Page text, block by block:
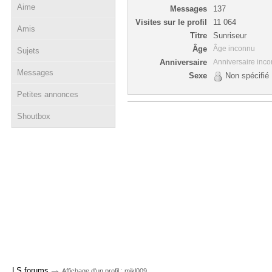
Aime
Amis
Sujets
Messages
Petites annonces
Shoutbox
Messages
137
Visites sur le profil
11 064
Titre
Sunriseur
Âge
Âge inconnu
Anniversaire Anniversaire
Sexe Non spécifié